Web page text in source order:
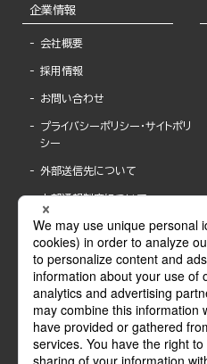
企業情報
会社概要
採用情報
お問い合わせ
プライバシーポリシー・サイトポリ
シー
外部送信先について
内部通報制度について